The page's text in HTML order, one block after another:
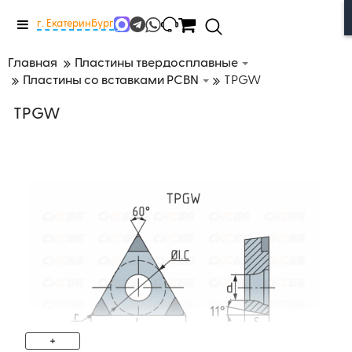
Меню
г. Екатеринбург
Главная
Пластины твердосплавные
Пластины со вставками PCBN
TPGW
TPGW
+